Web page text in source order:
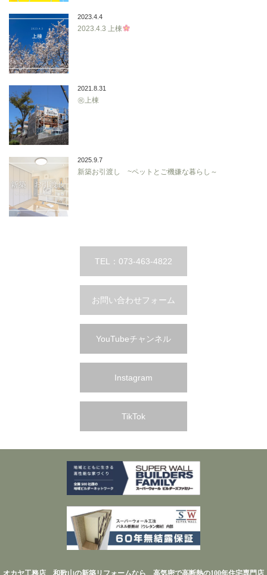
2023.4.4
2023.4.3 上棟
2021.8.31
㊗上棟
2025.9.7
新築お引渡し ~ペットとご機嫌な暮らし～
TEL：073-463-4822
お問い合わせフォーム
YouTubeチャンネル
Instagram
TikTok
オカヤ工務店 和歌山の新築リフォームなら 高気密で高断熱の100年住宅専門店